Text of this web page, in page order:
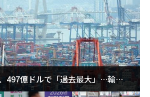
497億ドルで「過去最大」…輸出